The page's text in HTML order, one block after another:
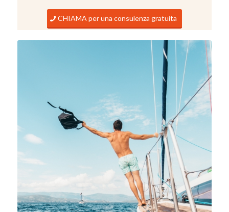
CHIAMA per una consulenza gratuita